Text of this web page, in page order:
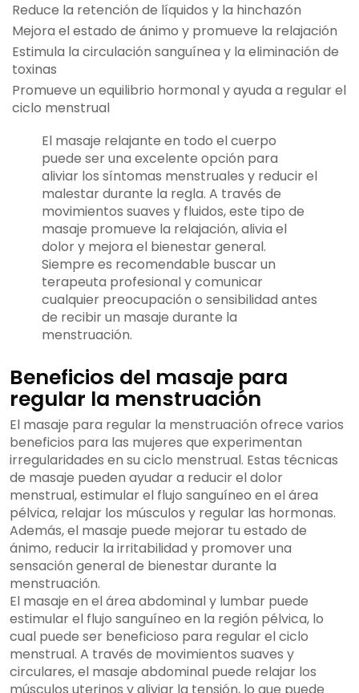
Reduce la retención de líquidos y la hinchazón
Mejora el estado de ánimo y promueve la relajación
Estimula la circulación sanguínea y la eliminación de
toxinas
Promueve un equilibrio hormonal y ayuda a regular el
ciclo menstrual
El masaje relajante en todo el cuerpo
puede ser una excelente opción para
aliviar los síntomas menstruales y reducir el
malestar durante la regla. A través de
movimientos suaves y fluidos, este tipo de
masaje promueve la relajación, alivia el
dolor y mejora el bienestar general.
Siempre es recomendable buscar un
terapeuta profesional y comunicar
cualquier preocupación o sensibilidad antes
de recibir un masaje durante la
menstruación.
Beneficios del masaje para
regular la menstruación
El masaje para regular la menstruación ofrece varios
beneficios para las mujeres que experimentan
irregularidades en su ciclo menstrual. Estas técnicas
de masaje pueden ayudar a reducir el dolor
menstrual, estimular el flujo sanguíneo en el área
pélvica, relajar los músculos y regular las hormonas.
Además, el masaje puede mejorar tu estado de
ánimo, reducir la irritabilidad y promover una
sensación general de bienestar durante la
menstruación.
El masaje en el área abdominal y lumbar puede
estimular el flujo sanguíneo en la región pélvica, lo
cual puede ser beneficioso para regular el ciclo
menstrual. A través de movimientos suaves y
circulares, el masaje abdominal puede relajar los